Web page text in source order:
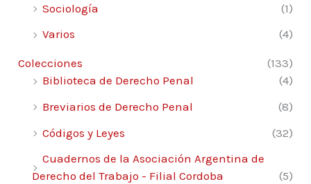
Sociología
(1)
Varios
(4)
Colecciones
(133)
Biblioteca de Derecho Penal
(4)
Breviarios de Derecho Penal
(8)
Códigos y Leyes
(32)
Cuadernos de la Asociación Argentina de
Derecho del Trabajo - Filial Cordoba
(5)